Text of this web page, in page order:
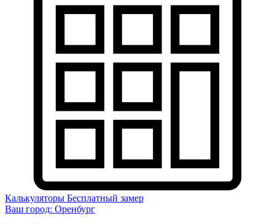
Калькуляторы Бесплатный замер
Ваш город: Оренбург